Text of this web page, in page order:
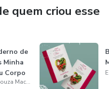
quem criou esse
de
Minha
Corpo
Elisangela Souza Machado